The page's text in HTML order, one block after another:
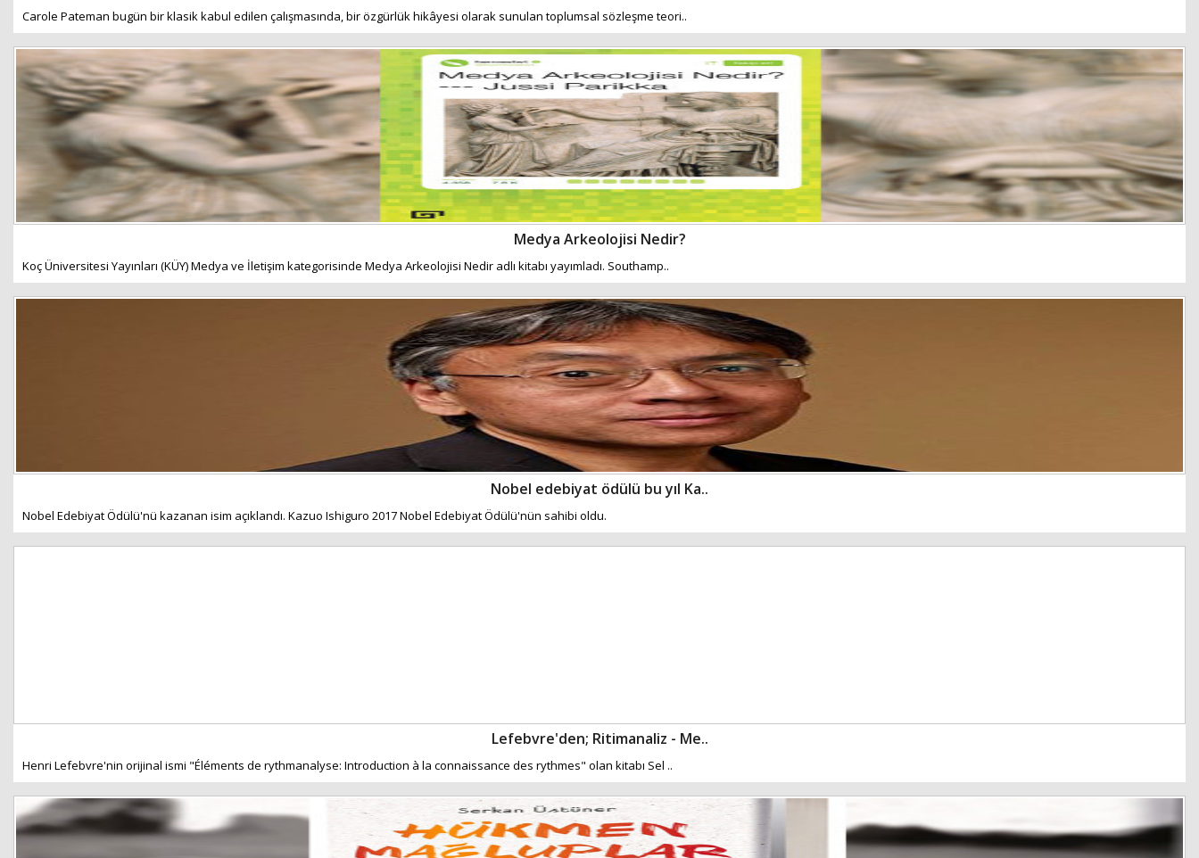
Carole Pateman bugün bir klasik kabul edilen çalışmasında, bir özgürlük hikâyesi olarak sunulan toplumsal sözleşme teori..
Medya Arkeolojisi Nedir?
Koç Üniversitesi Yayınları (KÜY) Medya ve İletişim kategorisinde Medya Arkeolojisi Nedir adlı kitabı yayımladı. Southamp..
Nobel edebiyat ödülü bu yıl Ka..
Nobel Edebiyat Ödülü'nü kazanan isim açıklandı. Kazuo Ishiguro 2017 Nobel Edebiyat Ödülü'nün sahibi oldu.
Lefebvre'den; Ritimanaliz - Me..
Henri Lefebvre'nin orijinal ismi "Éléments de rythmanalyse: Introduction à la connaissance des rythmes" olan kitabı Sel ..